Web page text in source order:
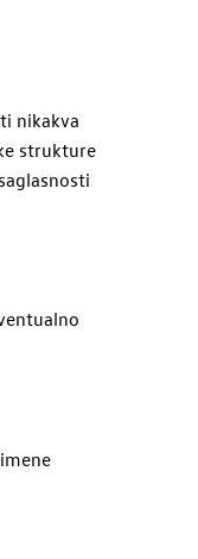
nikakva
strukture